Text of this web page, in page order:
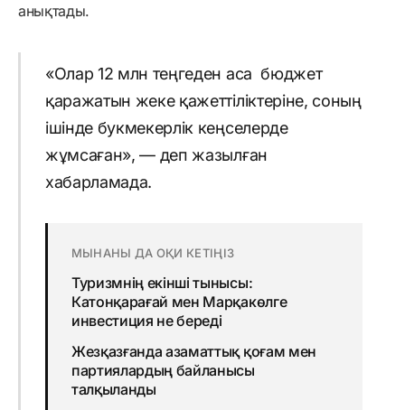
анықтады.
«Олар 12 млн теңгеден аса бюджет
қаражатын жеке қажеттіліктеріне, соның
ішінде букмекерлік кеңселерде
жұмсаған», — деп жазылған
хабарламада.
МЫНАНЫ ДА ОҚИ КЕТІҢІЗ
Туризмнің екінші тынысы:
Катонқарағай мен Марқакөлге
инвестиция не береді
Жезқазғанда азаматтық қоғам мен
партиялардың байланысы
талқыланды